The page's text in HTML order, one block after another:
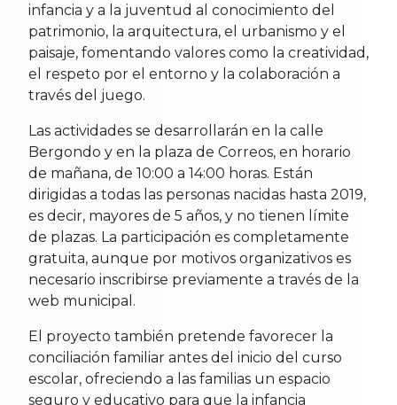
infancia y a la juventud al conocimiento del
patrimonio, la arquitectura, el urbanismo y el
paisaje, fomentando valores como la creatividad,
el respeto por el entorno y la colaboración a
través del juego.
Las actividades se desarrollarán en la calle
Bergondo y en la plaza de Correos, en horario
de mañana, de 10:00 a 14:00 horas. Están
dirigidas a todas las personas nacidas hasta 2019,
es decir, mayores de 5 años, y no tienen límite
de plazas. La participación es completamente
gratuita, aunque por motivos organizativos es
necesario inscribirse previamente a través de la
web municipal.
El proyecto también pretende favorecer la
conciliación familiar antes del inicio del curso
escolar, ofreciendo a las familias un espacio
seguro y educativo para que la infancia